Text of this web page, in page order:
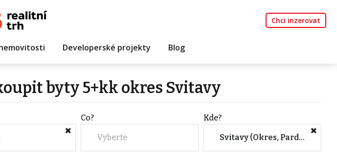
Chci inzerovat
Developerské projekty Blog
byty 5+kk okres Svitavy
Co?
Vyberte
Kde?
Svitavy (Okres, Pardubický kraj)